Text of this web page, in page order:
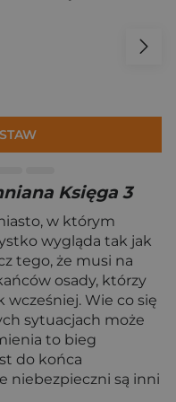
Księga 3
w którym
wygląda tak jak
tego, że musi na
osady, którzy
wcześniej. Wie co się
sytuacjach może
to bieg
do końca
niebezpieczni są inni